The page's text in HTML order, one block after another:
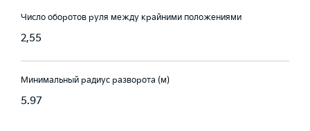
Число оборотов руля между крайними положениями
2,55
Минимальный радиус разворота (м)
5.97